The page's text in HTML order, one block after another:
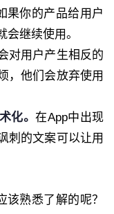
果你的产品给用户
继续使用。
对用户产生相反的
，他们会放弃使用
化。在App中出现
刺的文案可以让用
熟悉了解的呢？